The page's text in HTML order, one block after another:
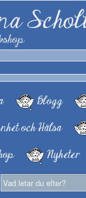
Blogg
och Hälsa
Nyheter